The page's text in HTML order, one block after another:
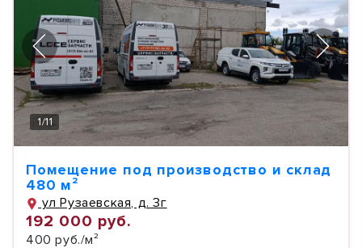
1/11
Помещение под производство и склад
480 м²
ул Рузаевская, д. 3г
192 000 руб.
400 руб./м²